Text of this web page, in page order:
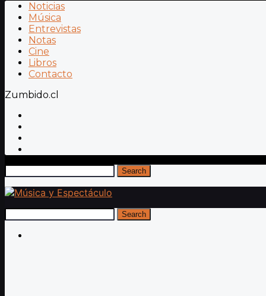
Noticias
Música
Entrevistas
Notas
Cine
Libros
Contacto
Zumbido.cl
Search
Search